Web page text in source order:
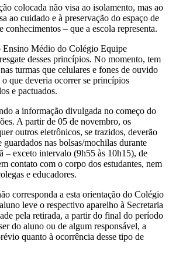
colocada não visa ao isolamento, mas ao
ao cuidado e à preservação do espaço de
conhecimentos – que a escola representa.
Ensino Médio do Colégio Equipe
desses princípios. No momento, tem
turmas que celulares e fones de ouvido
que deveria ocorrer se princípios
e pactuados.
a informação divulgada no começo do
A partir de 05 de novembro, os
outros eletrônicos, se trazidos, deverão
guardados nas bolsas/mochilas durante
– exceto intervalo (9h55 às 10h15), de
contato com o corpo dos estudantes, nem
e educadores.
corresponda a esta orientação do Colégio
leve o respectivo aparelho à Secretaria
pela retirada, a partir do final do período
do aluno ou de algum responsável, a
quanto à ocorrência desse tipo de